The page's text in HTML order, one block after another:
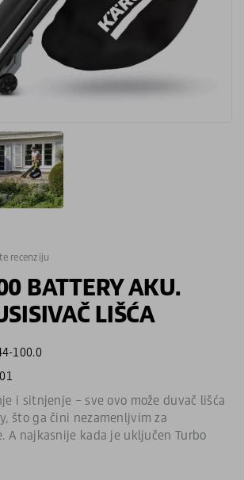
recenziju
BATTERY AKU.
LIŠĆA
100.0
i sitnjenje – sve ovo može duvač lišća
što ga čini nezamenljvim za
A najkasnije kada je uključen Turbo